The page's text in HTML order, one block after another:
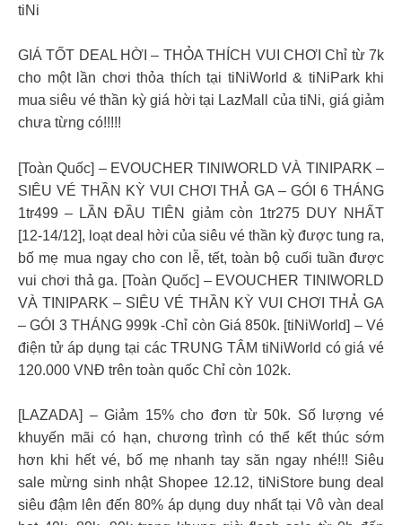
tiNi
GIÁ TỐT DEAL HỜI – THỎA THÍCH VUI CHƠI Chỉ từ 7k
cho một lần chơi thỏa thích tại tiNiWorld & tiNiPark khi
mua siêu vé thần kỳ giá hời tại LazMall của tiNi, giá giảm
chưa từng có!!!!!
[Toàn Quốc] – EVOUCHER TINIWORLD VÀ TINIPARK –
SIÊU VÉ THẦN KỲ VUI CHƠI THẢ GA – GÓI 6 THÁNG
1tr499 – LẦN ĐẦU TIÊN giảm còn 1tr275 DUY NHẤT
[12-14/12], loạt deal hời của siêu vé thần kỳ được tung ra,
bố mẹ mua ngay cho con lễ, tết, toàn bộ cuối tuần được
vui chơi thả ga. [Toàn Quốc] – EVOUCHER TINIWORLD
VÀ TINIPARK – SIÊU VÉ THẦN KỲ VUI CHƠI THẢ GA
– GÓI 3 THÁNG 999k -Chỉ còn Giá 850k. [tiNiWorld] – Vé
điện tử áp dụng tại các TRUNG TÂM tiNiWorld có giá vé
120.000 VNĐ trên toàn quốc Chỉ còn 102k.
[LAZADA] – Giảm 15% cho đơn từ 50k. Số lượng vé
khuyến mãi có hạn, chương trình có thể kết thúc sớm
hơn khi hết vé, bố mẹ nhanh tay săn ngay nhé!!! Siêu
sale mừng sinh nhật Shopee 12.12, tiNiStore bung deal
siêu đậm lên đến 80% áp dụng duy nhất tại Vô vàn deal